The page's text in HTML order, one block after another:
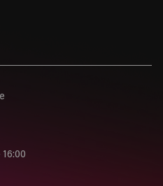
– 34. Kölner